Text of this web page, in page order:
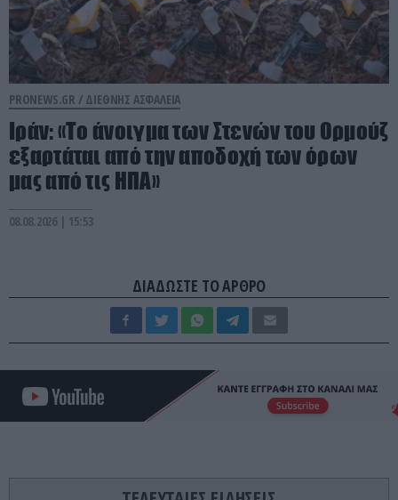
PRONEWS.GR / ΔΙΕΘΝΗΣ ΑΣΦΑΛΕΙΑ
Ιράν: «Το άνοιγμα των Στενών του Ορμούζ
εξαρτάται από την αποδοχή των όρων
μας από τις ΗΠΑ»
08.08.2026 | 15:53
ΔΙΑΔΩΣΤΕ ΤΟ ΑΡΘΡΟ